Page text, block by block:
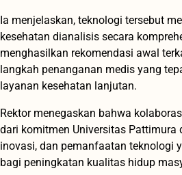
Ia menjelaskan, teknologi tersebut
kesehatan dianalisis secara
menghasilkan rekomendasi awal
langkah penanganan medis yang
layanan kesehatan lanjutan.
Rektor menegaskan bahwa
dari komitmen Universitas Pattimura
inovasi, dan pemanfaatan teknologi
bagi peningkatan kualitas hidup